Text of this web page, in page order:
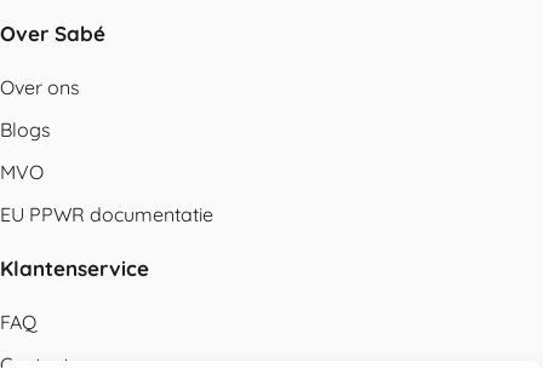
Over Sabé
Over ons
Blogs
MVO
EU PPWR documentatie
Klantenservice
FAQ